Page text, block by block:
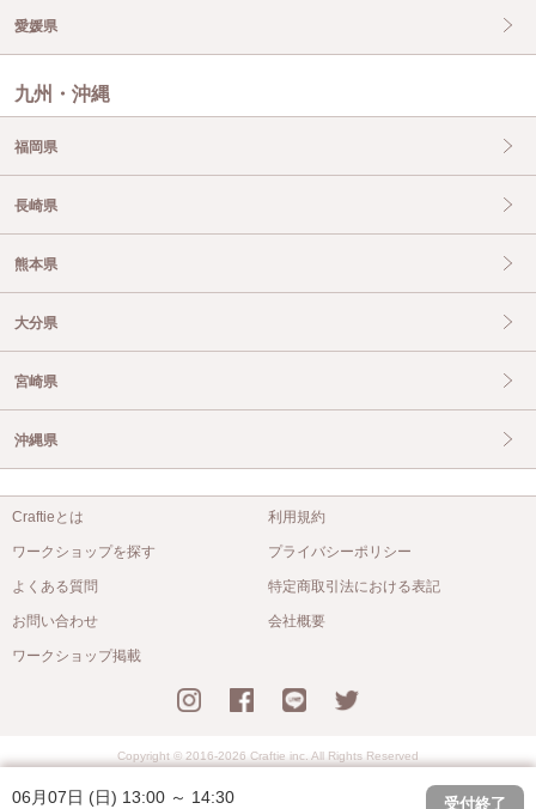
06月07日 (日) 13:00 ～ 14:30 受付終了
愛媛県
九州・沖縄
福岡県
長崎県
熊本県
大分県
宮崎県
沖縄県
Craftieとは
ワークショップを探す
よくある質問
お問い合わせ
ワークショップ掲載
利用規約
プライバシーポリシー
特定商取引法における表記
会社概要
Copyright © 2016-2026 Craftie inc. All Rights Reserved